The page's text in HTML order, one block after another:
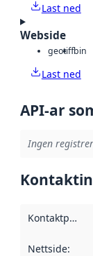
Last ned
Webside
geotiffbin
Last ned
API-ar
Ingen
Kontaktpunkt
Nettside: